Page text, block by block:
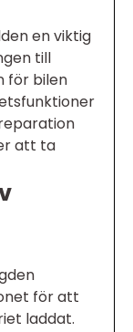
en viktig
till
för bilen
att ta
för att
laddat.